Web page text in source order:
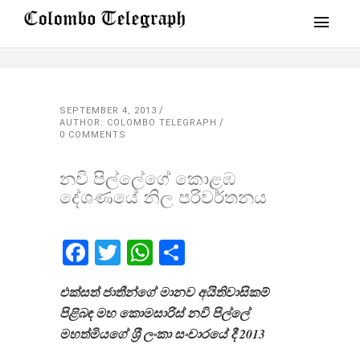
SEPTEMBER 4, 2013
AUTHOR: COLOMBO TELEGRAPH
0 COMMENTS
නවි පිල්ලේගේ කොළඹ
දේශණයේ නිල පරිවර්තනය​
Facebook
TwitterWhatsApp
එක්සත් ජාතීන්ගේ මානව අයිතිවාසිකම්
පිළිබඳ මහ කොමසාරිස් නවි පිල්ලේ
මහත්මියගේ ශ‍්‍රී ලංකා සංචාරයේ දී 2013